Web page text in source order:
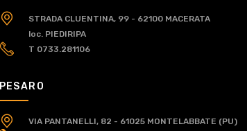
STRADA CLUENTINA, 99 - 62100 MACERATA
loc. PIEDIRIPA
T 0733.281106
PESARO
VIA PANTANELLI, 82 - 61025 MONTELABBATE (PU)